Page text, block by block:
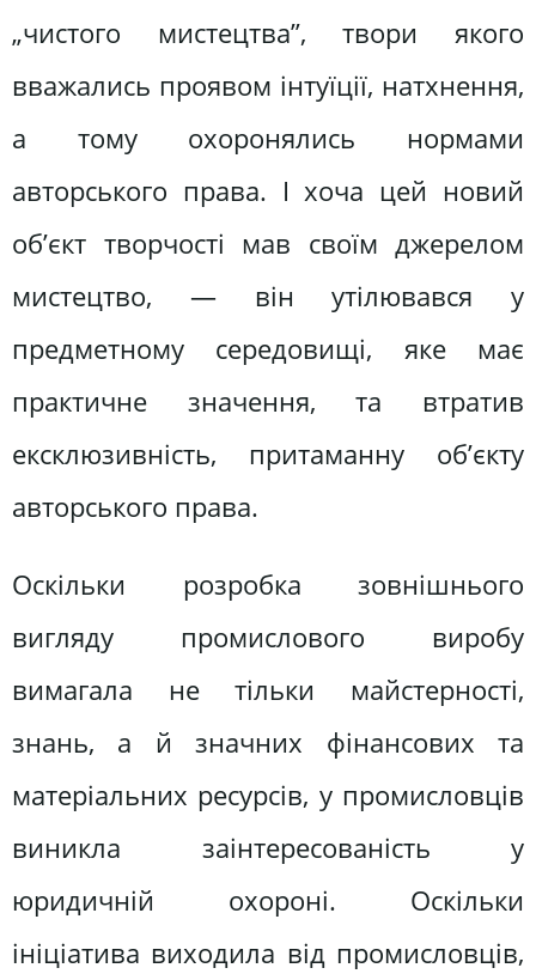
„чистого мистецтва”, твори якого
вважались проявом інтуїції, натхнення,
а тому охоронялись нормами
авторського права. І хоча цей новий
об’єкт творчості мав своїм джерелом
мистецтво, — він утілювався у
предметному середовищі, яке має
практичне значення, та втратив
ексклюзивність, притаманну об’єкту
авторського права.
Оскільки розробка зовнішнього
вигляду промислового виробу
вимагала не тільки майстерності,
знань, а й значних фінансових та
матеріальних ресурсів, у промисловців
виникла заінтересованість у
юридичній охороні. Оскільки
ініціатива виходила від промисловців,